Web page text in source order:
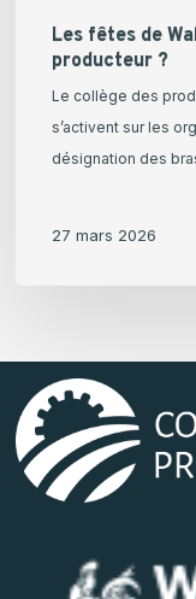
Les fêtes de
producteur ?
Le collège des
s’activent sur les
désignation des
27 mars 2026